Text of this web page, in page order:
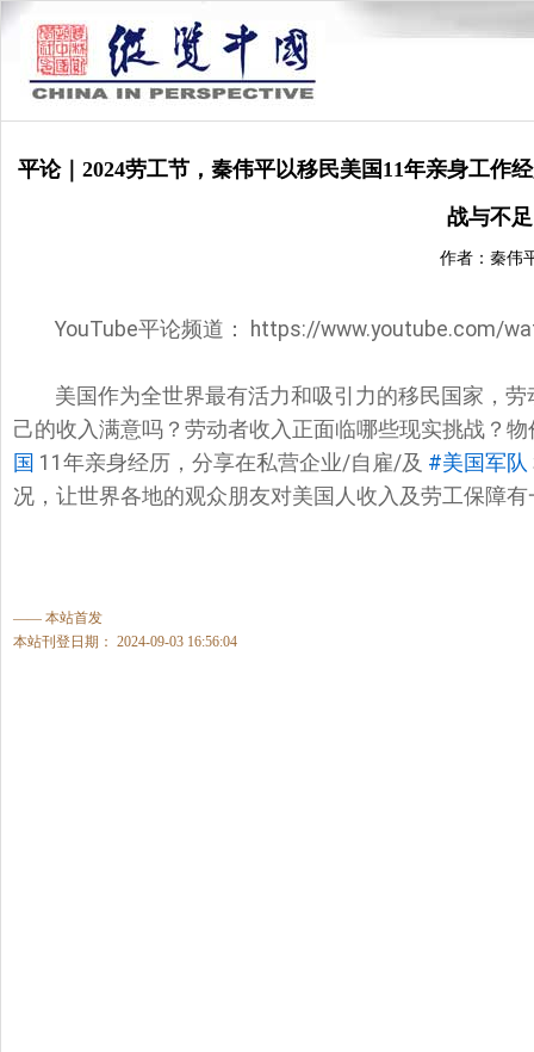
平论｜2024劳工节，秦伟平以移民美国11年亲身工作
战与不足
作者：秦伟
YouTube平论频道： https://www.youtube.com/
美国作为全世界最有活力和吸引力的移民国家，
己的收入满意吗？劳动者收入正面临哪些现实挑战？
国 11年亲身经历，分享在私营企业/自雇/及 #美国军队
况，让世界各地的观众朋友对美国人收入及劳工保障
—— 本站首发
本站刊登日期： 2024-09-03 16:56:04